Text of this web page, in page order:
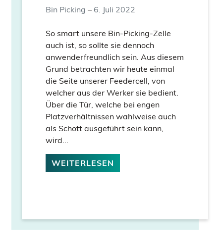
Bin Picking – 6. Juli 2022
So smart unsere Bin-Picking-Zelle
auch ist, so sollte sie dennoch
anwenderfreundlich sein. Aus diesem
Grund betrachten wir heute einmal
die Seite unserer Feedercell, von
welcher aus der Werker sie bedient.
Über die Tür, welche bei engen
Platzverhältnissen wahlweise auch
als Schott ausgeführt sein kann,
wird...
WEITERLESEN